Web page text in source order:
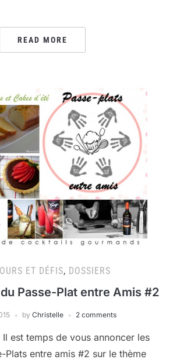
READ MORE
ET DÉFIS, DOSSIERS
Passe-Plat entre Amis #2
by Christelle 2 comments
est temps de vous annoncer les
Plats entre amis #2 sur le thème